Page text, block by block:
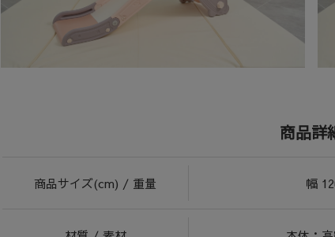
商品詳
商品サイズ(cm) / 重量 幅